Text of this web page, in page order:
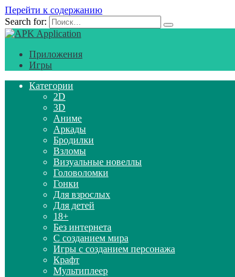
Перейти к содержанию
Search for:
Приложения
Игры
Категории
2D
3D
Аниме
Аркады
Бродилки
Взломы
Визуальные новеллы
Головоломки
Гонки
Для взрослых
Для детей
18+
Без интернета
С созданием мира
Игры с созданием персонажа
Крафт
Мультиплеер